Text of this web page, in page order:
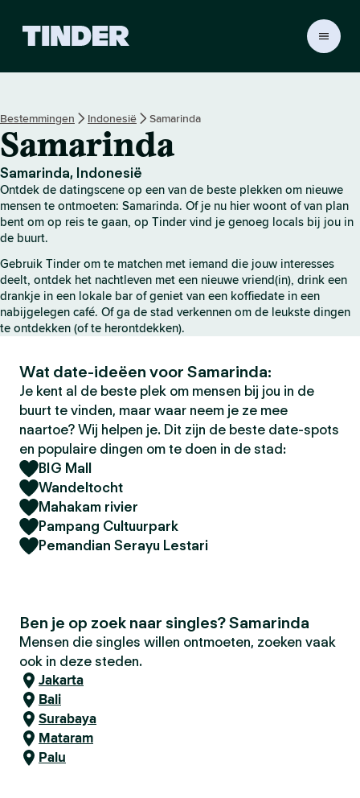
r
o
m
e
p
a
n
a
Bestemmingen Indonesië Samarinda
Samarinda
Samarinda, Indonesië
Ontdek de datingscene op een van de beste plekken om nieuwe
mensen te ontmoeten: Samarinda. Of je nu hier woont of van plan
bent om op reis te gaan, op Tinder vind je genoeg locals bij jou in
de buurt.
Gebruik Tinder om te matchen met iemand die jouw interesses
deelt, ontdek het nachtleven met een nieuwe vriend(in), drink een
drankje in een lokale bar of geniet van een koffiedate in een
nabijgelegen café. Of ga de stad verkennen om de leukste dingen
te ontdekken (of te herontdekken).
Wat date-ideëen voor Samarinda:
Je kent al de beste plek om mensen bij jou in de
buurt te vinden, maar waar neem je ze mee
naartoe? Wij helpen je. Dit zijn de beste date-spots
en populaire dingen om te doen in de stad:
BIG Mall
Wandeltocht
Mahakam rivier
Pampang Cultuurpark
Pemandian Serayu Lestari
Ben je op zoek naar singles? Samarinda
Mensen die singles willen ontmoeten, zoeken vaak
ook in deze steden.
Jakarta
Bali
Surabaya
Mataram
Palu